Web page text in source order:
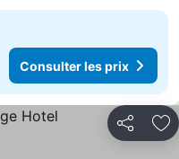
Consulter les prix
Partager